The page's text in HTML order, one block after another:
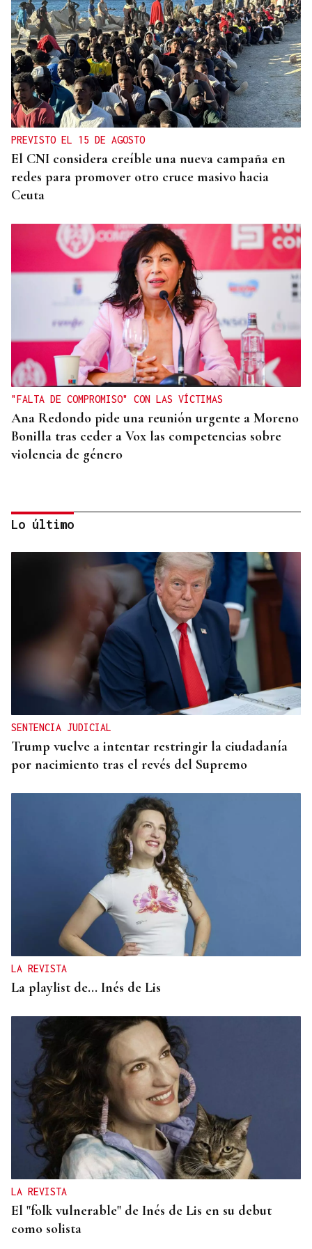
PREVISTO EL 15 DE AGOSTO
El CNI considera creíble una nueva campaña en
redes para promover otro cruce masivo hacia
Ceuta
"FALTA DE COMPROMISO" CON LAS VÍCTIMAS
Ana Redondo pide una reunión urgente a Moreno
Bonilla tras ceder a Vox las competencias sobre
violencia de género
CRECIMIENTO DEMOGRÁFICO
Gráfico | España roza los 50 millones de habitantes
tras alcanzar un nuevo máximo histórico
Lo último
SENTENCIA JUDICIAL
Trump vuelve a intentar restringir la ciudadanía
por nacimiento tras el revés del Supremo
LA REVISTA
La playlist de... Inés de Lis
LA REVISTA
El "folk vulnerable" de Inés de Lis en su debut
como solista